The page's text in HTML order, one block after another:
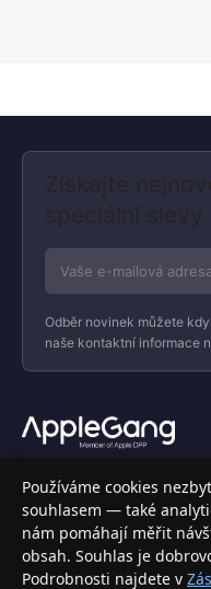
Získejte
speciální slevy
Odběr novinek můžete
naše kontaktní informace
Váš specializovaný
elektronikou. Nakupujte
INFORMACE
Používáme cookies
souhlasem — také
nám pomáhají měřit
obsah. Souhlas je
Podrobnosti najdete v